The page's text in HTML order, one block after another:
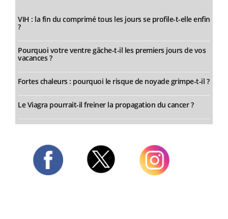
VIH : la fin du comprimé tous les jours se profile-t-elle enfin
?
Pourquoi votre ventre gâche-t-il les premiers jours de vos
vacances ?
Fortes chaleurs : pourquoi le risque de noyade grimpe-t-il ?
Le Viagra pourrait-il freiner la propagation du cancer ?